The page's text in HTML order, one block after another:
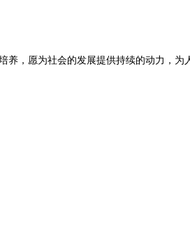
，愿为社会的发展提供持续的动力，为